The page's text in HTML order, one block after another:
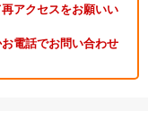
アクセスをお願いい
電話でお問い合わせ